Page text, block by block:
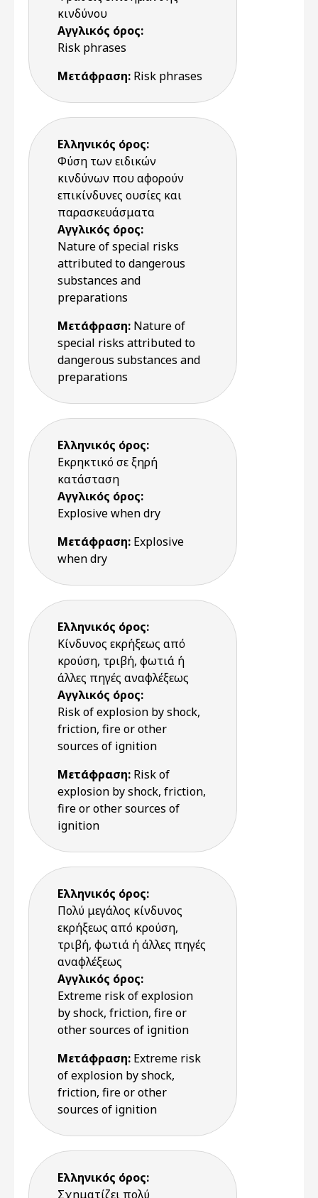
κινδύνου
Αγγλικός όρος:
Risk phrases
Μετάφραση: Risk phrases
Ελληνικός όρος:
Φύση των ειδικών
κινδύνων που αφορούν
επικίνδυνες ουσίες και
παρασκευάσματα
Αγγλικός όρος:
Nature of special risks
attributed to dangerous
substances and
preparations
Μετάφραση: Nature of
special risks attributed to
dangerous substances and
preparations
Ελληνικός όρος:
Εκρηκτικό σε ξηρή
κατάσταση
Αγγλικός όρος:
Explosive when dry
Μετάφραση: Explosive
when dry
Ελληνικός όρος:
Κίνδυνος εκρήξεως από
κρούση, τριβή, φωτιά ή
άλλες πηγές αναφλέξεως
Αγγλικός όρος:
Risk of explosion by shock,
friction, fire or other
sources of ignition
Μετάφραση: Risk of
explosion by shock, friction,
fire or other sources of
ignition
Ελληνικός όρος:
Πολύ μεγάλος κίνδυνος
εκρήξεως από κρούση,
τριβή, φωτιά ή άλλες πηγές
αναφλέξεως
Αγγλικός όρος:
Extreme risk of explosion
by shock, friction, fire or
other sources of ignition
Μετάφραση: Extreme risk
of explosion by shock,
friction, fire or other
sources of ignition
Ελληνικός όρος:
Σχηματίζει πολύ